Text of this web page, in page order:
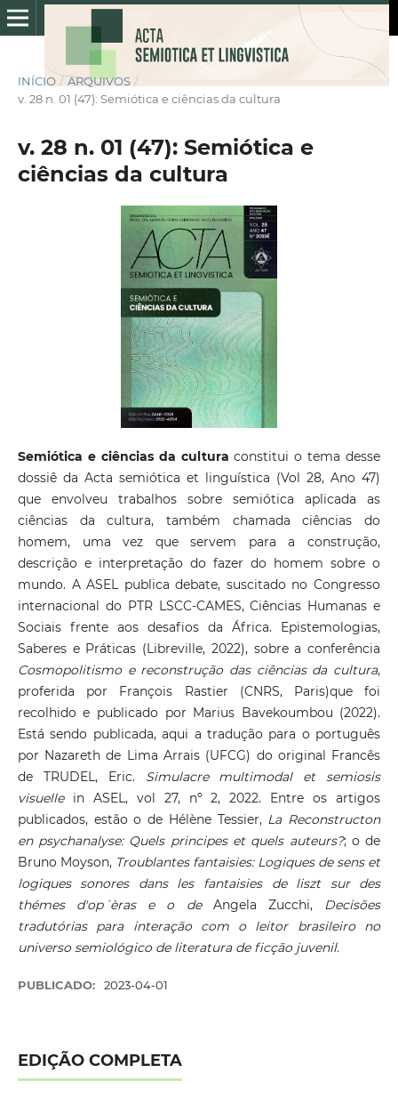
INÍCIO / ARQUIVOS /
v. 28 n. 01 (47): Semiótica e ciências da cultura
v. 28 n. 01 (47): Semiótica e
ciências da cultura
Semiótica e ciências da culturaconstitui o tema desse
dossiê da Acta semiótica et linguística (Vol 28, Ano 47)
que envolveu trabalhos sobre semiótica aplicada as
ciências da cultura, também chamada ciências do
homem, uma vez que servem para a construção,
descrição e interpretação do fazer do homem sobre o
mundo. A ASEL publica debate, suscitado no Congresso
internacional do PTR LSCC-CAMES, Ciências Humanas e
Sociais frente aos desafios da África. Epistemologias,
Saberes e Práticas (Libreville, 2022), sobre a conferência
Cosmopolitismo e reconstrução das ciências da cultura,
proferida por François Rastier (CNRS, Paris)que foi
recolhido e publicado por Marius Bavekoumbou (2022).
Está sendo publicada, aqui a tradução para o português
por Nazareth de Lima Arrais (UFCG) do original Francês
de TRUDEL, Eric. Simulacre multimodal et semiosis
visuellein ASEL, vol 27, nº 2, 2022. Entre os artigos
publicados, estão o de Hélène Tessier, La Reconstructon
en psychanalyse: Quels principes et quels auteurs?; o de
Bruno Moyson, Troublantes fantaisies: Logiques de sens et
logiques sonores dans les fantaisies de liszt sur des
thémes d'op´èras e o deAngela Zucchi, Decisões
tradutórias para interação com o leitor brasileiro no
universo semiológico de literatura de ficção juvenil.
PUBLICADO: 2023-04-01
EDIÇÃO COMPLETA